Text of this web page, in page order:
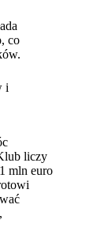
co
i
liczy
mln euro